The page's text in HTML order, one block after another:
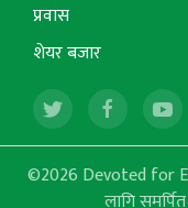
प्रवास
शेयर बजार
©2026 Devoted for